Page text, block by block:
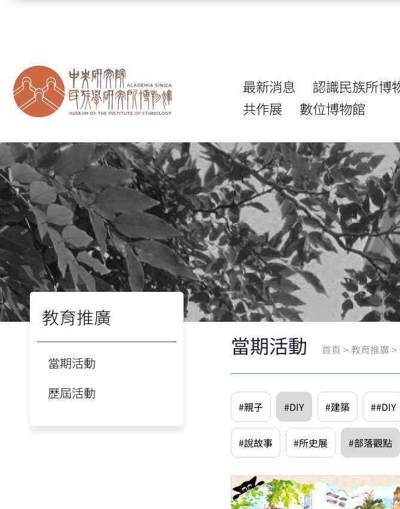
最新消息 認識民族所博
共作展
數位博物館
教育推廣
當期活動
歷屆活動
當期活動 首頁 > 教育推廣 >
#親子 #DIY #建築 ##DIY
#說故事 #所史展 #部落觀點